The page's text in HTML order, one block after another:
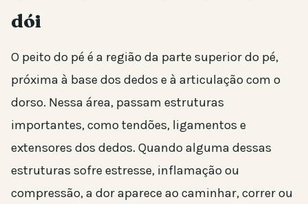
dói
O peito do pé é a região da parte superior do pé,
próxima à base dos dedos e à articulação com o
dorso. Nessa área, passam estruturas
importantes, como tendões, ligamentos e
extensores dos dedos. Quando alguma dessas
estruturas sofre estresse, inflamação ou
compressão, a dor aparece ao caminhar, correr ou